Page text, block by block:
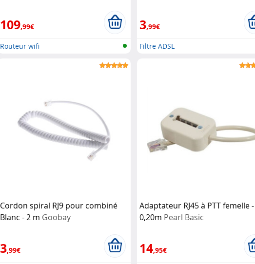
109,99€
Routeur wifi
3,99€
Filtre ADSL
Cordon spiral RJ9 pour combiné
Blanc - 2 m Goobay
3,99€
Adaptateur RJ45 à PTT femelle -
0,20m Pearl Basic
14,95€